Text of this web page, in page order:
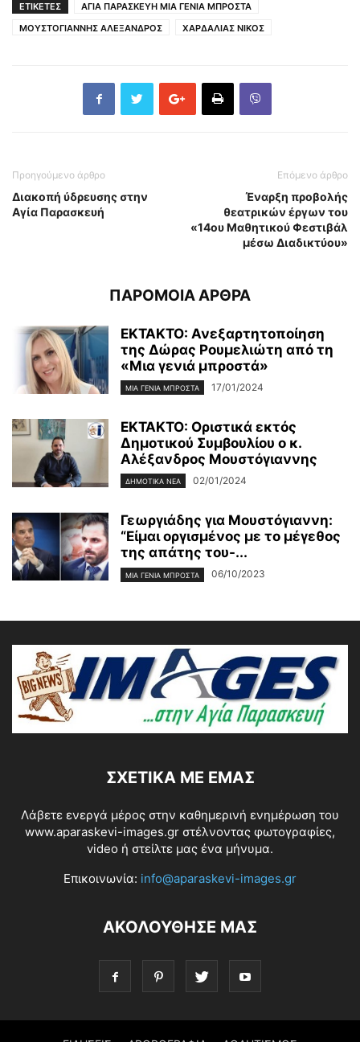
ΕΤΙΚΕΤΕΣ
ΑΓΙΑ ΠΑΡΑΣΚΕΥΗ ΜΙΑ ΓΕΝΙΑ ΜΠΡΟΣΤΑ
ΜΟΥΣΤΟΓΙΑΝΝΗΣ ΑΛΕΞΑΝΔΡΟΣ
ΧΑΡΔΑΛΙΑΣ ΝΙΚΟΣ
Προηγούμενο άρθρο
Διακοπή ύδρευσης στην
Αγία Παρασκευή
Επόμενο άρθρο
Έναρξη προβολής
θεατρικών έργων του
«14ου Μαθητικού Φεστιβάλ
μέσω Διαδικτύου»
ΠΑΡΟΜΟΙΑ ΑΡΘΡΑ
ΕΚΤΑΚΤΟ: Ανεξαρτητοποίηση
της Δώρας Ρουμελιώτη από τη
«Μια γενιά μπροστά»
ΜΙΑ ΓΕΝΙΆ ΜΠΡΟΣΤΆ 17/01/2024
ΕΚΤΑΚΤΟ: Οριστικά εκτός
Δημοτικού Συμβουλίου ο κ.
Αλέξανδρος Μουστόγιαννης
ΔΗΜΟΤΙΚΑ ΝΕΑ 02/01/2024
Γεωργιάδης για Μουστόγιαννη:
“Είμαι οργισμένος με το μέγεθος
της απάτης του-...
ΜΙΑ ΓΕΝΙΆ ΜΠΡΟΣΤΆ 06/10/2023
ΣΧΕΤΙΚΆ ΜΕ ΕΜΆΣ
Λάβετε ενεργά μέρος στην καθημερινή ενημέρωση του
www.aparaskevi-images.gr στέλνοντας φωτογραφίες,
video ή στείλτε μας ένα μήνυμα.
Επικοινωνία: info@aparaskevi-images.gr
ΑΚΟΛΟΥΘΗΣΕ ΜΑΣ